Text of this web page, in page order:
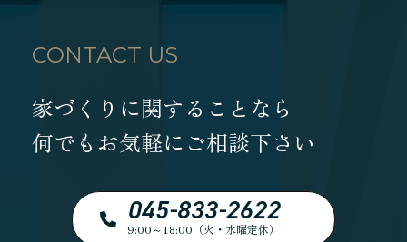
CONTACT US
家づくりに関することなら
何でもお気軽にご相談下さい
045-833-2622
9:00～18:00（火・水曜定休）